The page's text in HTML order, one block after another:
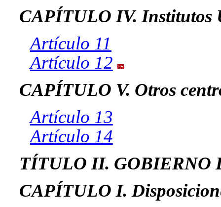
CAPÍTULO IV. Institutos
Artículo 11
Artículo 12
CAPÍTULO V. Otros
Artículo 13
Artículo 14
TÍTULO II. GOBIERNO
CAPÍTULO I.